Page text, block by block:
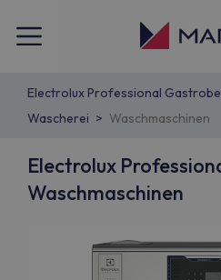
Electrolux Professional
Wascherei
Waschmaschinen
Electrolux
Waschmaschinen